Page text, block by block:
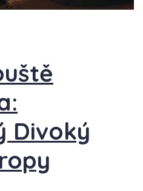
Divoký